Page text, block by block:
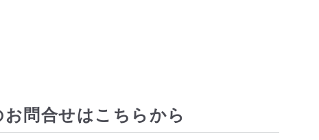
問合せはこちらから